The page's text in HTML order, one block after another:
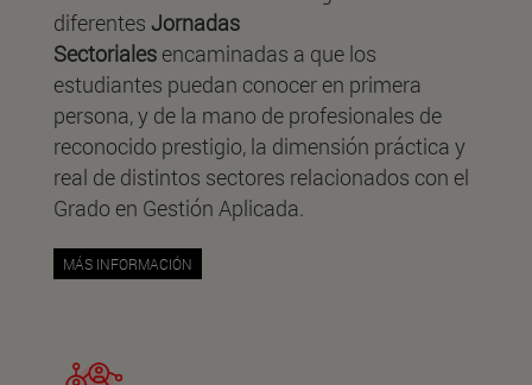
diferentes Jornadas
Sectoriales encaminadas a que los
estudiantes puedan conocer en primera
persona, y de la mano de profesionales de
reconocido prestigio, la dimensión práctica y
real de distintos sectores relacionados con el
Grado en Gestión Aplicada.
MÁS INFORMACIÓN